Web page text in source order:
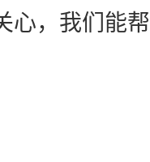
心，我们能帮